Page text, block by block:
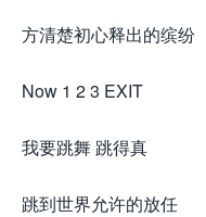
方清楚初心释出的缤纷
Now 1 2 3 EXIT
我要跳舞 跳得真
跳到世界允许的放任